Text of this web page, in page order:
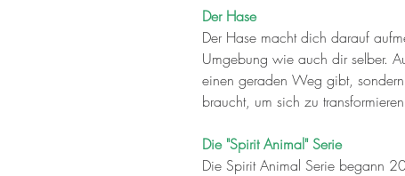
Der Hase
Der Hase macht dich darauf
Umgebung wie auch dir selber.
einen geraden Weg gibt,
braucht, um sich zu
Die "Spirit Animal" Serie
Die Spirit Animal Serie begann